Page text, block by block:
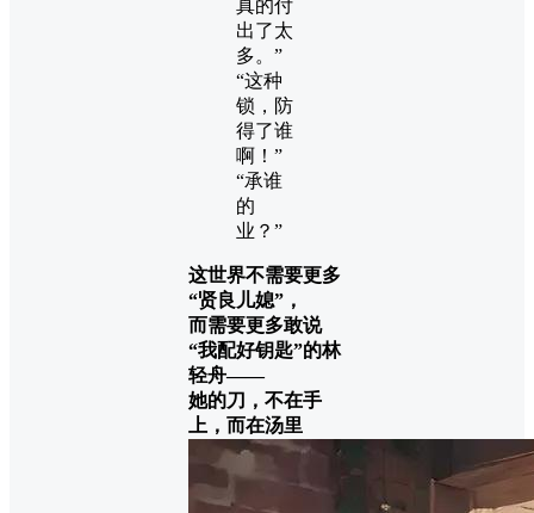
真的付
出了太
多。”
“这种
锁，防
得了谁
啊！”
“承谁
的
业？”
这世界不需要更多
“贤良儿媳”，
而需要更多敢说
“我配好钥匙”的林
轻舟——
她的刀，不在手
上，而在汤里